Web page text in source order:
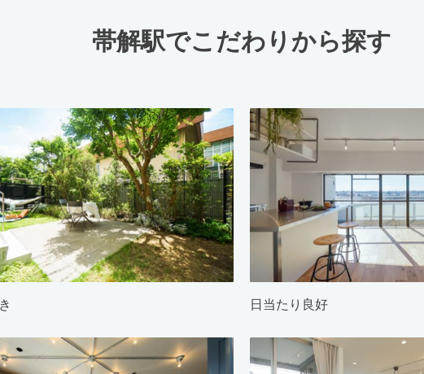
帯解駅でこだわりから探す
日当たり良好